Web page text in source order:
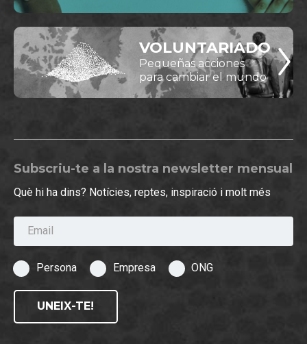
VOLUNTARIADO
Pequeñas acciones
para cambiar el mundo
Subscriu-te a la nostra newsletter mensual
Què hi ha dins? Notícies, reptes, inspiració i molt més
Email
Persona Empresa ONG
UNEIX-TE!